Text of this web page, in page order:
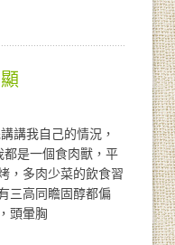
講我自己的情況，
都是一個食肉獸，平
，多肉少菜的飲食習
三高同瞻固醇都偏
頭暈胸